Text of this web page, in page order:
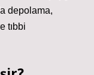
depolama,
tıbbi